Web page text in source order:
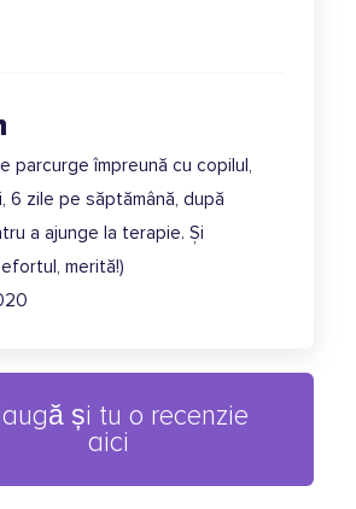
parcurge împreună cu copilul,
6 zile pe săptămână, după
a ajunge la terapie. Și
merită!)
și tu o recenzie
aici